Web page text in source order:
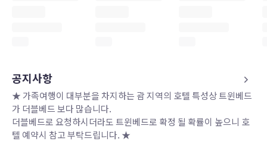
공지사항
★ 가족여행이 대부분을 차지하는 괌 지역의 호텔 특성상 트윈베드
가 더블베드 보다 많습니다.
더블베드로 요청하시더라도 트윈베드로 확정 될 확률이 높으니 호
텔 예약시 참고 부탁드립니다. ★